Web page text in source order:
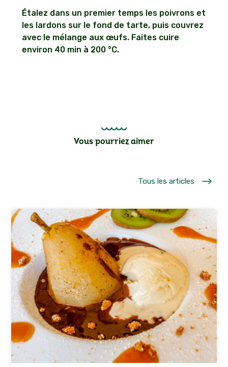
Étalez dans un premier temps les poivrons et
les lardons sur le fond de tarte, puis couvrez
avec le mélange aux œufs. Faites cuire
environ 40 min à 200 °C.
Vous pourriez aimer
$
Tous les articles